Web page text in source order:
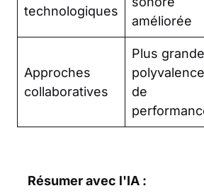
technologiques
améliorée
Approches
collaboratives
Plus grande
polyvalence
de
Résumer avec l'IA :